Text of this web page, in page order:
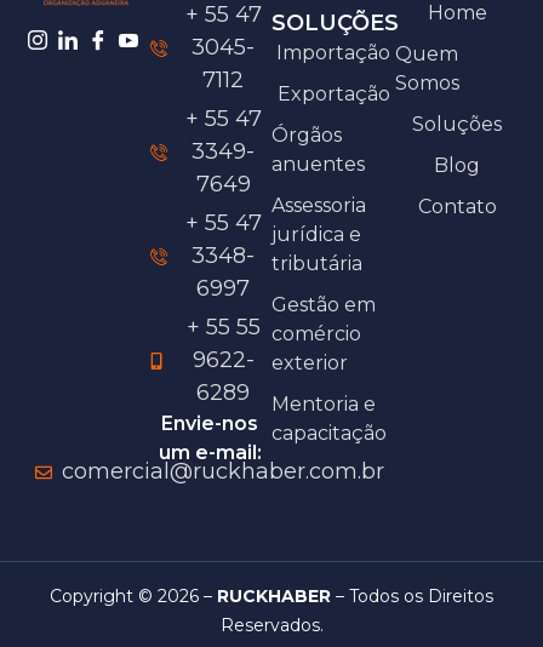
+ 55 47
3045-
7112
+ 55 47
3349-
7649
+ 55 47
3348-
6997
+ 55 55
9622-
6289
Envie-nos
um e-mail:
comercial@ruckhaber.com.br
SOLUÇÕES
Importação
Exportação
Órgãos
anuentes
Assessoria
jurídica e
tributária
Gestão em
comércio
exterior
Mentoria e
capacitação
Home
Quem
Somos
Soluções
Blog
Contato
Copyright © 2026 – RUCKHABER – Todos os Direitos
Reservados.